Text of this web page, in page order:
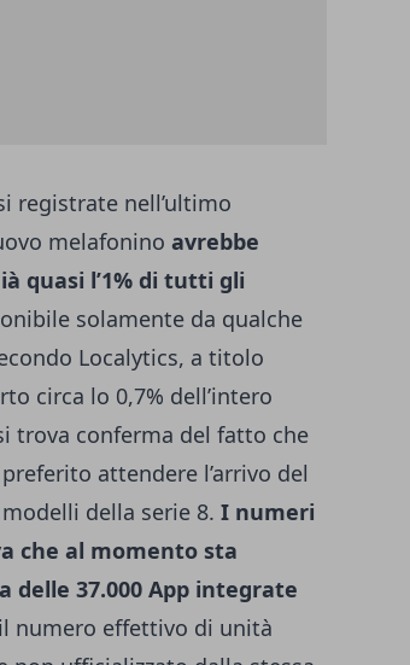
registrate nell’ultimo
melafonino avrebbe
quasi l’1% di tutti gli
solamente da qualche
Localytics, a titolo
circa lo 0,7% dell’intero
trova conferma del fatto che
attendere l’arrivo del
della serie 8. I numeri
che al momento sta
delle 37.000 App integrate
numero effettivo di unità